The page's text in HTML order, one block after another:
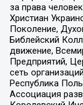
за права
Христиан
Поколение,
Библейский
движение,
Предприятий,
сеть
Республика
Ассоциация